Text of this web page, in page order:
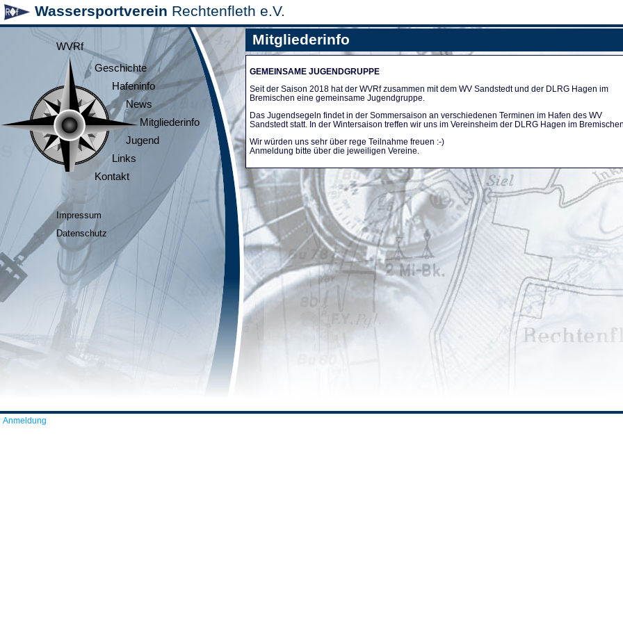
Wassersportverein Rechtenfleth e.V.
WVRf
Geschichte
Hafeninfo
News
Mitgliederinfo
Jugend
Links
Kontakt
Impressum
Datenschutz
Mitgliederinfo
GEMEINSAME JUGENDGRUPPE
Seit der Saison 2018 hat der WVRf zusammen mit dem WV Sandstedt und der DLRG Hagen im
Bremischen eine gemeinsame Jugendgruppe.
Das Jugendsegeln findet in der Sommersaison an verschiedenen Terminen im Hafen des WV
Sandstedt statt. In der Wintersaison treffen wir uns im Vereinsheim der DLRG Hagen im
Wir würden uns sehr über rege Teilnahme freuen :-)
Anmeldung bitte über die jeweiligen Vereine.
Anmeldung